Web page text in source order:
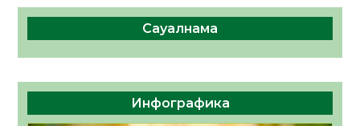
Сауалнама
Инфографика